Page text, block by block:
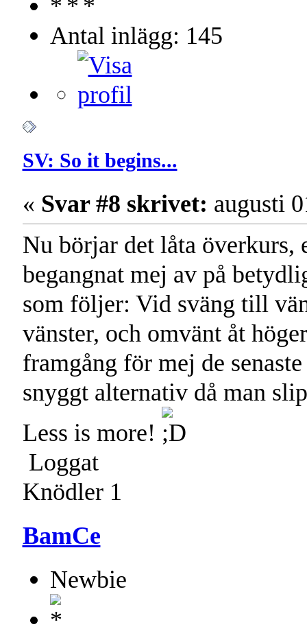
Antal inlägg: 145
SV: So it begins...
« Svar #8 skrivet: augusti
Nu börjar det låta överkurs,
begangnat mej av på
som följer: Vid sväng till
vänster, och omvänt åt
framgång för mej de
snyggt alternativ då man
Less is more!
Loggat
Knödler 1
BamCe
Newbie